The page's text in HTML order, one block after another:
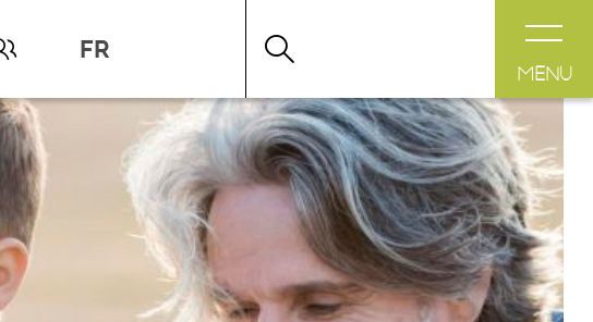
MENU
> ACTIVITÉS TOUTES LES ACTIVITÉS